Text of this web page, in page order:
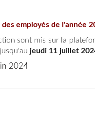
employés de l'année
sont mis sur la
jeudi 11 juillet
2024